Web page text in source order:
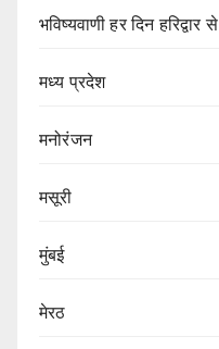
भविष्यवाणी हर दिन हरिद्वार से
मध्य प्रदेश
मनोरंजन
मसूरी
मुंबई
मेरठ